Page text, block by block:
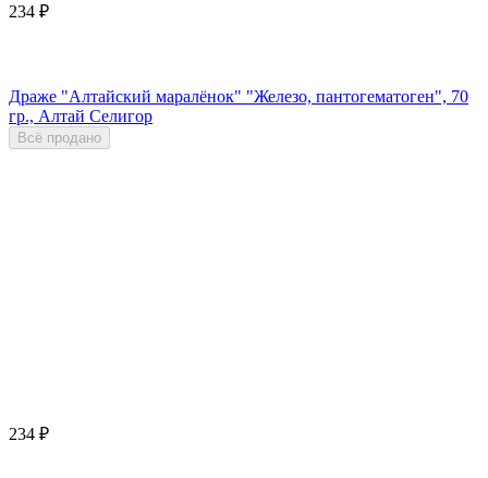
234 ₽
Драже "Алтайский маралёнок" "Железо, пантогематоген", 70
гр., Алтай Селигор
Всё продано
234 ₽